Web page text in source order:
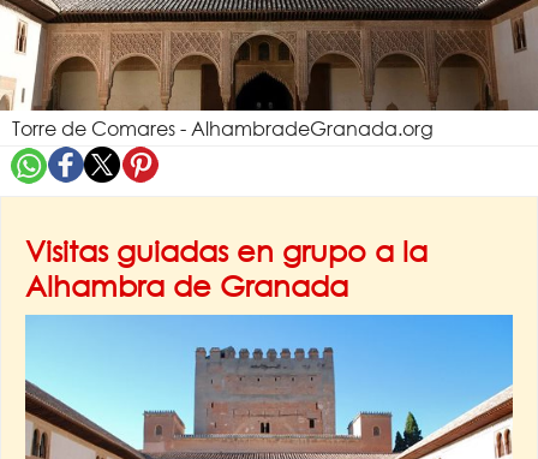
Torre de Comares - AlhambradeGranada.org
Visitas guiadas en grupo a la
Alhambra de Granada